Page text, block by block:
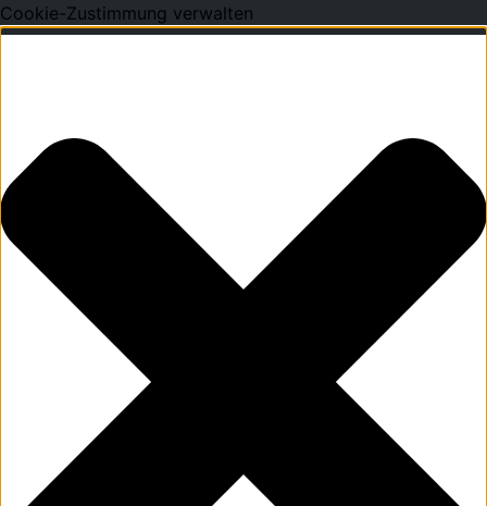
Cookie-Zustimmung verwalten